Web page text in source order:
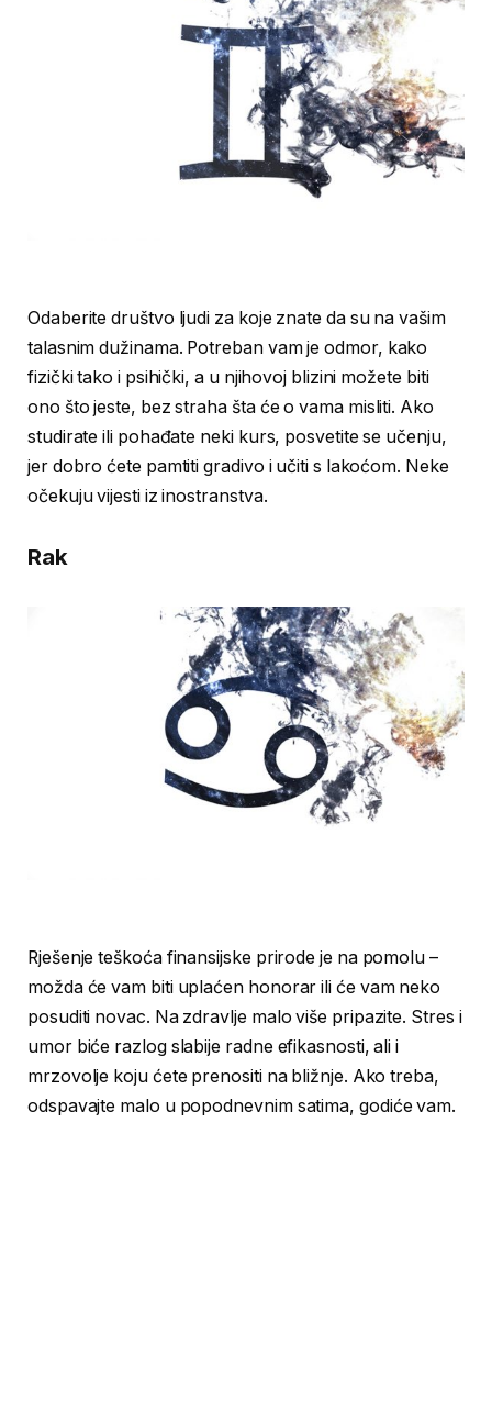
Odaberite društvo ljudi za koje znate da su na vašim
talasnim dužinama. Potreban vam je odmor, kako
fizički tako i psihički, a u njihovoj blizini možete biti
ono što jeste, bez straha šta će o vama misliti. Ako
studirate ili pohađate neki kurs, posvetite se učenju,
jer dobro ćete pamtiti gradivo i učiti s lakoćom. Neke
očekuju vijesti iz inostranstva.
Rak
Rješenje teškoća finansijske prirode je na pomolu –
možda će vam biti uplaćen honorar ili će vam neko
posuditi novac. Na zdravlje malo više pripazite. Stres i
umor biće razlog slabije radne efikasnosti, ali i
mrzovolje koju ćete prenositi na bližnje. Ako treba,
odspavajte malo u popodnevnim satima, godiće vam.